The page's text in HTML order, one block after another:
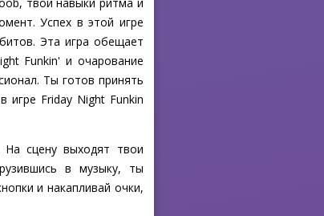
Успех в этой игре
Эта игра обещает
Funkin' и очарование
Ты готов принять
игре Friday Night Funkin
На сцену выходят твои
в музыку, ты
и накапливай очки,